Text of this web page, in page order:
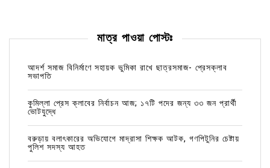
মাত্র পাওয়া পোস্টঃ
আদর্শ সমাজ বিনির্মাণে সহায়ক ভুমিকা রাখে ছাত্রসমাজ- প্রেসক্লাব
সভাপতি
কুমিল্লা প্রেস ক্লাবের নির্বাচন আজ; ১৭টি পদের জন্য ৩৩ জন প্রার্থী
ভোটযুদ্ধে
বরুড়ায় বলাৎকারের অভিযোগে মাদ্রাসা শিক্ষক আটক, গণপিটুনির চেষ্টায়
পুলিশ সদস্য আহত